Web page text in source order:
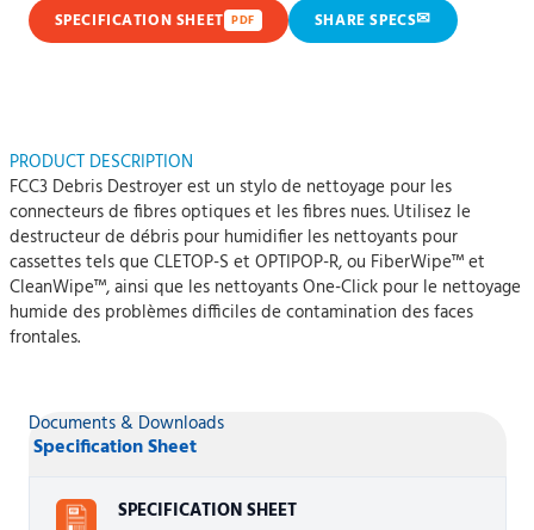
SPECIFICATION SHEET PDF SHARE SPECS✉
PRODUCT DESCRIPTION
FCC3 Debris Destroyer est un stylo de nettoyage pour les
connecteurs de fibres optiques et les fibres nues. Utilisez le
destructeur de débris pour humidifier les nettoyants pour
cassettes tels que CLETOP-S et OPTIPOP-R, ou FiberWipe™ et
CleanWipe™, ainsi que les nettoyants One-Click pour le nettoyage
humide des problèmes difficiles de contamination des faces
frontales.
Documents & Downloads
Specification Sheet
SPECIFICATION SHEET